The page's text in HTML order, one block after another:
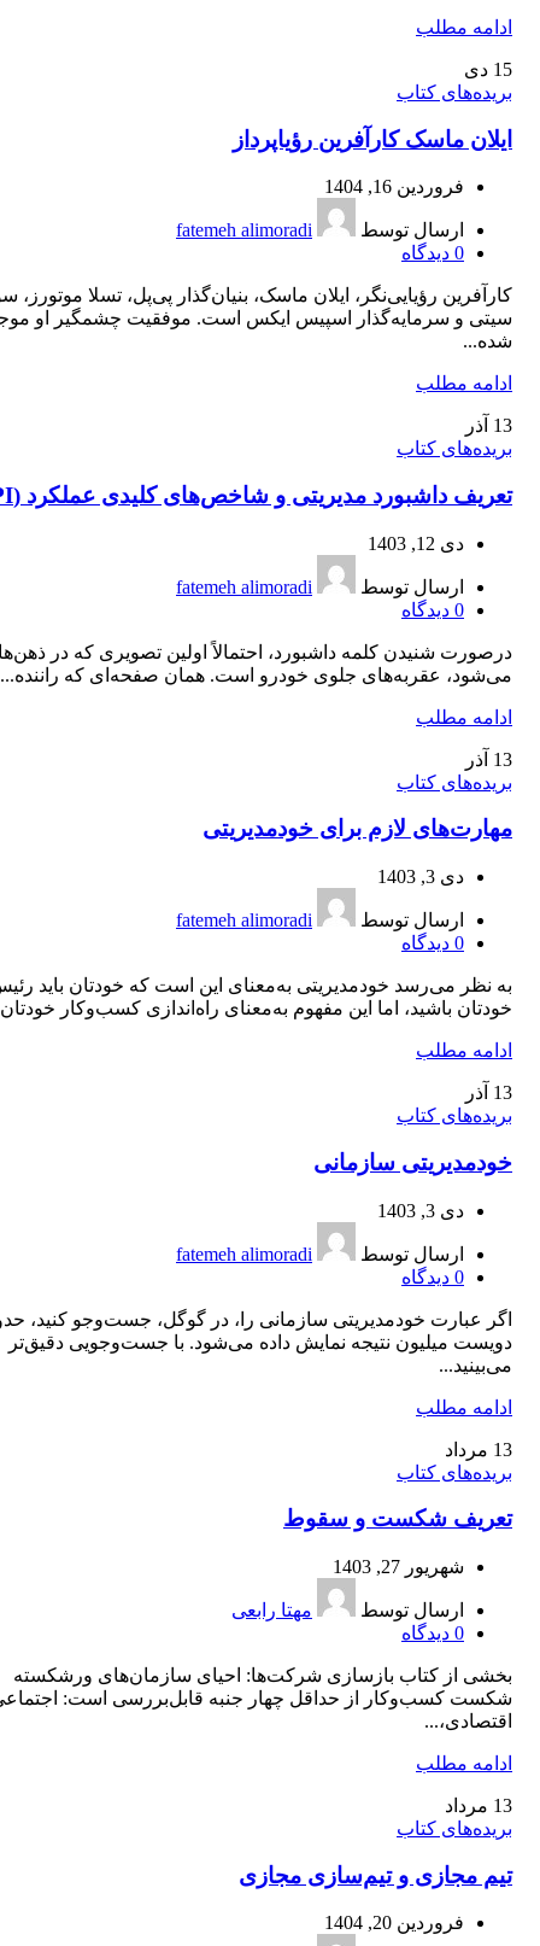
ادامه مطلب
15 دی
بریده‌های کتاب
ایلان ماسک کارآفرین رؤیاپرداز
فروردین 16, 1404
ارسال توسط
fatemeh alimoradi
0 دیدگاه
کارآفرین رؤیایی‌نگر، ایلان ماسک، بنیان‌گذار پی‌پل، تسلا موتورز،
سیتی و سرمایه‌گذار اسپیس ایکس است. موفقیت چشمگیر او
شده...
ادامه مطلب
13 آذر
بریده‌های کتاب
تعریف داشبورد مدیریتی و شاخص‌های کلیدی عملکرد (KPI)
دی 12, 1403
ارسال توسط
fatemeh alimoradi
0 دیدگاه
درصورت شنیدن کلمه داشبورد، احتمالاً اولین تصویری که در ذهن‌ها
می‌شود، عقربه‌های جلوی خودرو است. همان صفحه‌ای که راننده...
ادامه مطلب
13 آذر
بریده‌های کتاب
مهارت‌های لازم برای خودمديريتی
دی 3, 1403
ارسال توسط
fatemeh alimoradi
0 دیدگاه
به نظر می‌‌رسد خودمدیریتی به‌معنای این است که خودتان باید
خودتان باشید، اما این مفهوم به‌معنای راه‌اندازی کسب‌وکار
ادامه مطلب
13 آذر
بریده‌های کتاب
خودمديريتی سازمانی
دی 3, 1403
ارسال توسط
fatemeh alimoradi
0 دیدگاه
اگر عبارت خودمدیریتی سازمانی را، در گوگل، جست‌وجو کنید،
دویست میلیون نتیجه نمایش داده می‌شود. با جست‌‌وجویی دقیق‌تر
می‌بینید...
ادامه مطلب
13 مرداد
بریده‌های کتاب
تعریف شکست و سقوط
شهریور 27, 1403
ارسال توسط
مهتا رابعی
0 دیدگاه
بخشی از کتاب بازسازی شرکت‌ها: احیای سازمان‌های ورشکسته
شکست کسب‌وکار از حداقل چهار جنبه قابل‌بررسی است:
اقتصادی،...
ادامه مطلب
13 مرداد
بریده‌های کتاب
تیم مجازی و تیم‌‌سازی مجازی
فروردین 20, 1404